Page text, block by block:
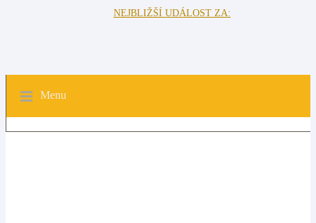
NEJBLIŽŠÍ UDÁLOST ZA:
Menu